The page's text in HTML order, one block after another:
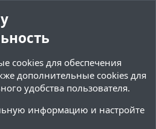
cookies для обеспечения
дополнительные cookies для
удобства пользователя.
информацию и настройте